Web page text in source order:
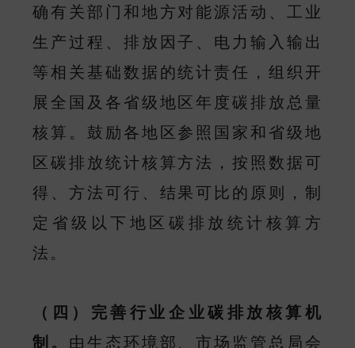
确有关部门和地方对能源活动、工业
生产过程、排放因子、电力输入输出
等相关基础数据的统计责任，组织开
展全国及各省级地区年度碳排放总量
核算。鼓励各地区参照国家和省级地
区碳排放统计核算方法，按照数据可
得、方法可行、结果可比的原则，制
定省级以下地区碳排放统计核算方
法。
（四）完善行业企业碳排放核算机
制。 由生态环境部、市场监管总局会